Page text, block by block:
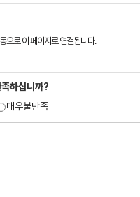
으로 이 페이지로 연결됩니다.
하십니까?
매우불만족